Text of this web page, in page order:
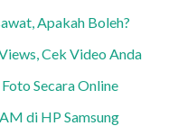
Apakah Boleh?
Cek Video Anda
Secara Online
di HP Samsung